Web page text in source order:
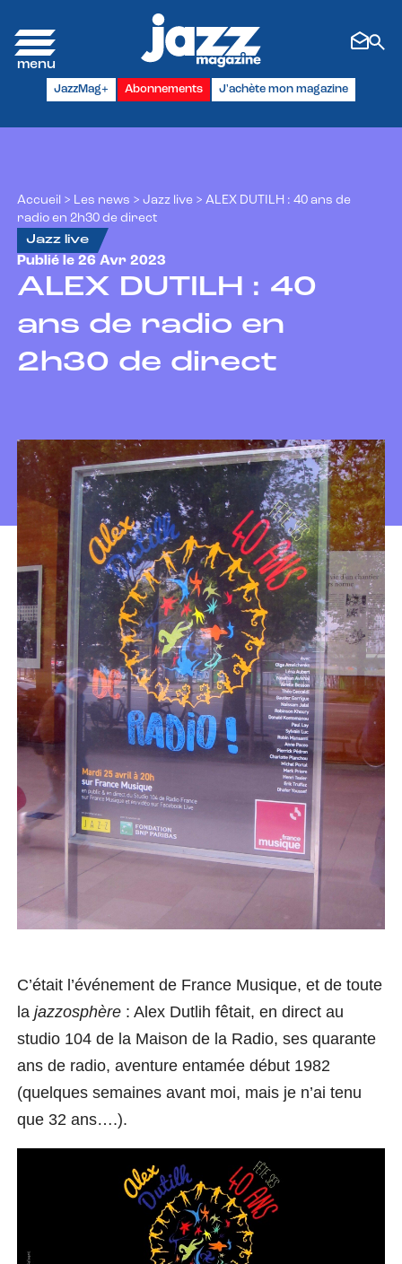
JazzMag+ Abonnements J'achète mon magazine
Accueil > Les news > Jazz live > ALEX DUTILH : 40 ans de
radio en 2h30 de direct
Jazz live
Publié le 26 Avr 2023
ALEX DUTILH : 40
ans de radio en
2h30 de direct
C’était l’événement de France Musique, et de toute
la jazzosphère : Alex Dutlih fêtait, en direct au
studio 104 de la Maison de la Radio, ses quarante
ans de radio, aventure entamée début 1982
(quelques semaines avant moi, mais je n’ai tenu
que 32 ans….).